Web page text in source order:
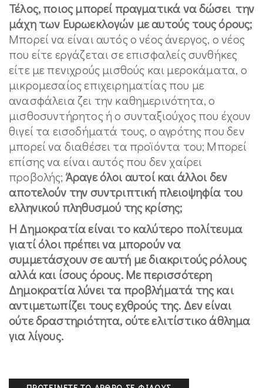
Τέλος, ποιος μπορεί πραγματικά να δώσει την
μάχη των Ευρωεκλογών με αυτούς τους όρους;
Μπορεί να είναι αυτός ο νέος άνεργος, ο νέος
που είτε εργάζεται σε επισφαλείς συνθήκες
είτε με πενιχρούς μισθούς και μεροκάματα, ο
μικρομεσαίος επιχειρηματίας που με
ανασφάλεια ζει την καθημερινότητα, ο
μισθοσυντήρητος ή ο συνταξιούχος που έχουν
θιγεί τα εισοδήματά τους, ο αγρότης που δεν
μπορεί να διαθέσει τα προϊόντα του; Μπορεί
επίσης να είναι αυτός που δεν χαίρει
προβολής; Άραγε όλοι αυτοί και άλλοι δεν
αποτελούν την συντριπτική πλειοψηφία του
ελληνικού πληθυσμού της κρίσης;
Η Δημοκρατία είναι το καλύτερο πολίτευμα
γιατί όλοι πρέπει να μπορούν να
συμμετάσχουν σε αυτή με διακριτούς ρόλους
αλλά και ίσους όρους. Με περισσότερη
Δημοκρατία λύνει τα προβλήματά της και
αντιμετωπίζει τους εχθρούς της. Δεν είναι
ούτε δραστηριότητα, ούτε ελιτίστικο άθλημα
για λίγους.